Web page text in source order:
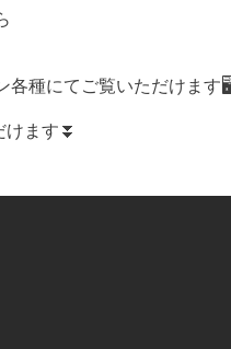
種にてご覧いただけます
ます⏬